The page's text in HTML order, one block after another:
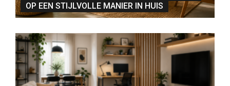
OP EEN STIJLVOLLE MANIER IN HUIS